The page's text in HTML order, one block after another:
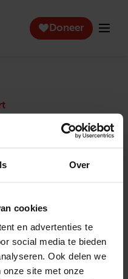
Over
cookies
en advertenties te
social media te bieden
Ook delen we
onze site met onze
Doneer
ouderen die zich
genieten en inspireert
van Oranje.